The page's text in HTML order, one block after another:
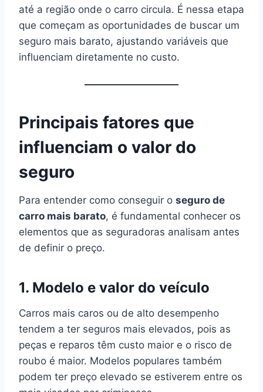
até a região onde o carro circula. É nessa etapa
que começam as oportunidades de buscar um
seguro mais barato, ajustando variáveis que
influenciam diretamente no custo.
Principais fatores que
influenciam o valor do
seguro
Para entender como conseguir o seguro de
carro mais barato, é fundamental conhecer os
elementos que as seguradoras analisam antes
de definir o preço.
1. Modelo e valor do veículo
Carros mais caros ou de alto desempenho
tendem a ter seguros mais elevados, pois as
peças e reparos têm custo maior e o risco de
roubo é maior. Modelos populares também
podem ter preço elevado se estiverem entre os